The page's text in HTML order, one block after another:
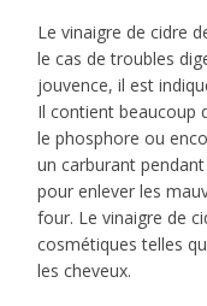
Le vinaigre de cidre
le cas de troubles
jouvence, il est
Il contient beaucoup
le phosphore ou
un carburant
pour enlever les
four. Le vinaigre de
cosmétiques telles
les cheveux.